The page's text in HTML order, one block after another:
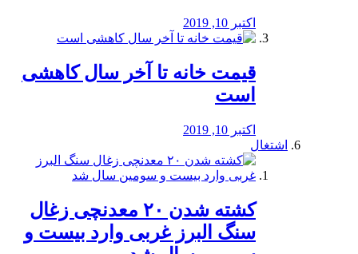
اکتبر 10, 2019
قیمت خانه تا آخر سال کاهشی
است
اکتبر 10, 2019
اشتغال
کشته شدن ۲۰ معدنچی زغال
سنگ البرز غربی وارد بیست و